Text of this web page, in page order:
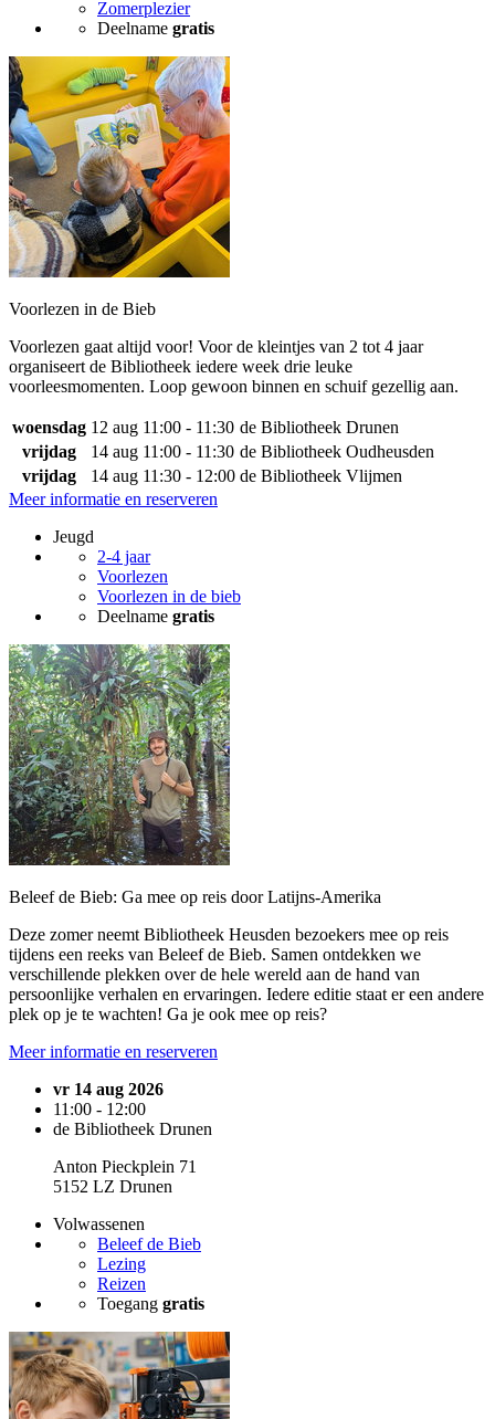
Zomerplezier
Deelname gratis
Voorlezen in de Bieb
Voorlezen gaat altijd voor! Voor de kleintjes van 2 tot 4 jaar
organiseert de Bibliotheek iedere week drie leuke
voorleesmomenten. Loop gewoon binnen en schuif gezellig aan.
woensdag 12 aug 11:00 - 11:30 de Bibliotheek Drunen
vrijdag
14 aug 11:00 - 11:30 de Bibliotheek Oudheusden
vrijdag
14 aug 11:30 - 12:00 de Bibliotheek Vlijmen
Meer informatie en reserveren
Jeugd
2-4 jaar
Voorlezen
Voorlezen in de bieb
Deelname gratis
Beleef de Bieb: Ga mee op reis door Latijns-Amerika
Deze zomer neemt Bibliotheek Heusden bezoekers mee op reis
tijdens een reeks van Beleef de Bieb. Samen ontdekken we
verschillende plekken over de hele wereld aan de hand van
persoonlijke verhalen en ervaringen. Iedere editie staat er een andere
plek op je te wachten! Ga je ook mee op reis?
Meer informatie en reserveren
vr 14 aug 2026
11:00 - 12:00
de Bibliotheek Drunen
Anton Pieckplein 71
5152 LZ Drunen
Volwassenen
Beleef de Bieb
Lezing
Reizen
Toegang gratis